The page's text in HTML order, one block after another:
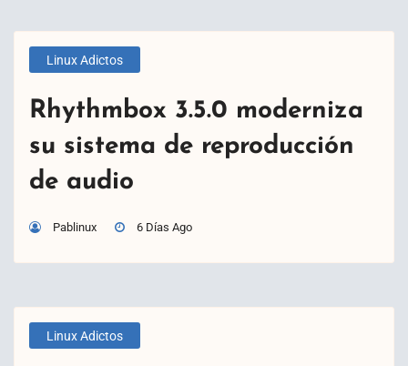
Linux Adictos
Rhythmbox 3.5.0 moderniza
su sistema de reproducción
de audio
Pablinux 6 Días Ago
Linux Adictos